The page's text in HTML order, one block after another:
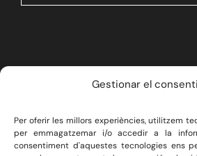
Gestionar el
Per oferir les millors experiències, utilitzem
per emmagatzemar i/o accedir a la
consentiment d'aquestes tecnologies ens
LA FIRMA
SERVEIS
DRET